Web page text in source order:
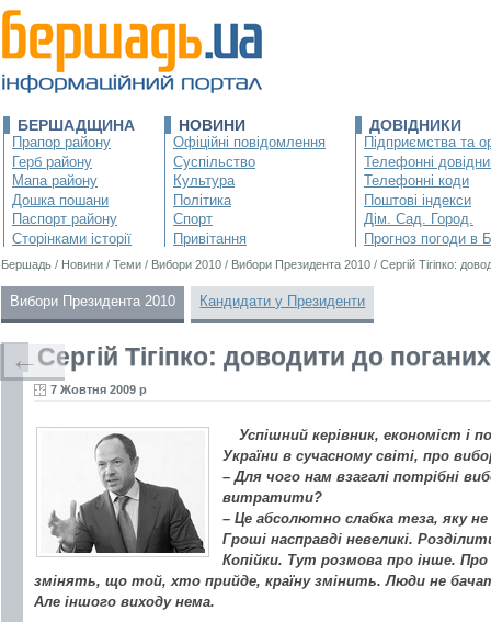
БЕРШАДЩИНА
Прапор району
Герб району
Мапа району
Дошка пошани
Паспорт району
Сторінками історії
НОВИНИ
Офіційні повідомлення
Суспільство
Культура
Політика
Спорт
Привітання
ДОВІДНИКИ
Підприємства та
Телефонні
Телефонні коди
Поштові індекси
Дім. Сад. Город.
Прогноз погоди в
Бершадь / Новини / Теми / Вибори 2010 / Вибори Президента 2010 / Сергій Тігіпко:
Вибори Президента 2010 Кандидати у Президенти
Сергій Тігіпко: доводити до
7 Жовтня 2009 р
Успішний керівник, економіст і
України в сучасному світі, про
– Для чого нам взагалі потрібні
витратити?
– Це абсолютно слабка теза, яку
Гроші насправді невеликі.
Копійки. Тут розмова про інше.
змінять, що той, хто прийде, країну змінить. Люди не
Але іншого виходу нема.
←